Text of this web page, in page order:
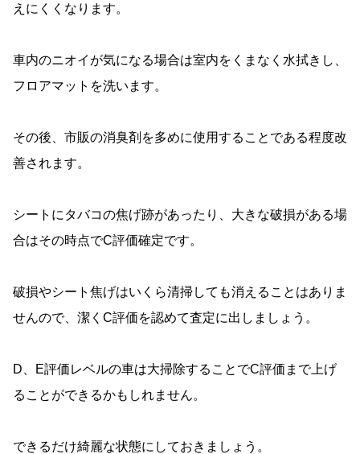
えにくくなります。
車内のニオイが気になる場合は室内をくまなく水拭きし、
フロアマットを洗います。
その後、市販の消臭剤を多めに使用することである程度改
善されます。
シートにタバコの焦げ跡があったり、大きな破損がある場
合はその時点でC評価確定です。
破損やシート焦げはいくら清掃しても消えることはありま
せんので、潔くC評価を認めて査定に出しましょう。
D、E評価レベルの車は大掃除することでC評価まで上げ
ることができるかもしれません。
できるだけ綺麗な状態にしておきましょう。